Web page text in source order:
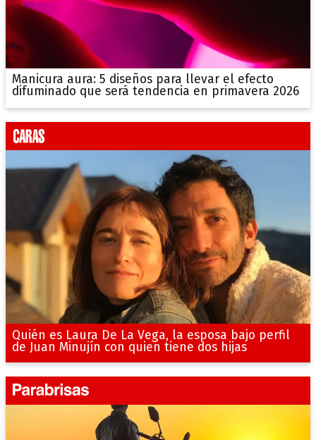
Manicura aura: 5 diseños para llevar el efecto
difuminado que será tendencia en primavera 2026
Quién es Laura De La Vega, la esposa bajo perfil
de Juan Minujín con quien tiene dos hijas